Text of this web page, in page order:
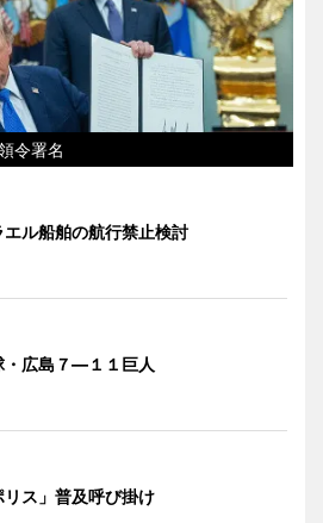
令署名
エル船舶の航行禁止検討
・広島７―１１巨人
リス」普及呼び掛け